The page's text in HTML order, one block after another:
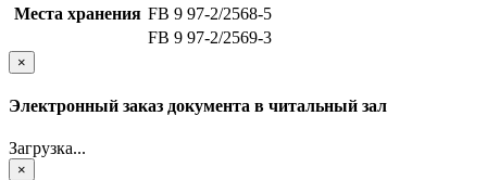
Места хранения FB 9 97-2/2568-5
FB 9 97-2/2569-3
×
Электронный заказ документа в читальный зал
Загрузка...
×